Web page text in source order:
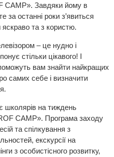
CAMP». Завдяки йому в
за останні роки з’явиться
яскраво та з користю.
– це нудно і
стільки цікавого! І
вам знайти найкращих
самих себе і визначити
школярів на тиждень
CAMP». Програма заходу
та спілкування з
екскурсії на
з особистісного розвитку,